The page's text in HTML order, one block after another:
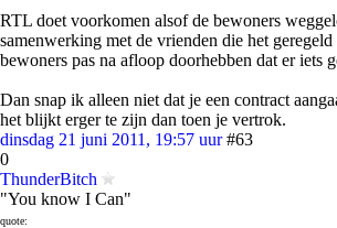
RTL doet voorkomen alsof de bewoners
samenwerking met de vrienden die het
bewoners pas na afloop doorhebben dat er iets
Dan snap ik alleen niet dat je een contract
het blijkt erger te zijn dan toen je vertrok.
dinsdag 21 juni 2011, 19:57 uur #63
0
ThunderBitch
"You know I Can"
quote: